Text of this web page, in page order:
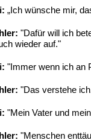
„Ich wünsche mir,
"Dafür will ich
wieder auf."
"Immer wenn ich an
"Das verstehe
"Mein Vater und
"Menschen